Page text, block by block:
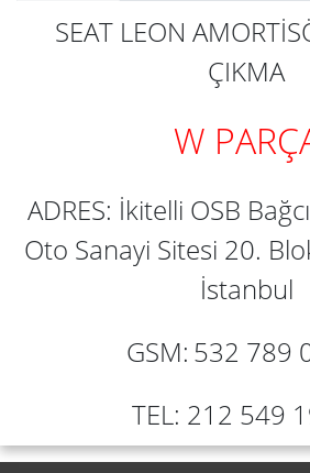
SEAT LEON
ÇIKMA
W
ADRES: İkitelli OSB
Oto Sanayi Sitesi 20.
İstanbul
GSM: 532 789
TEL: 212 549